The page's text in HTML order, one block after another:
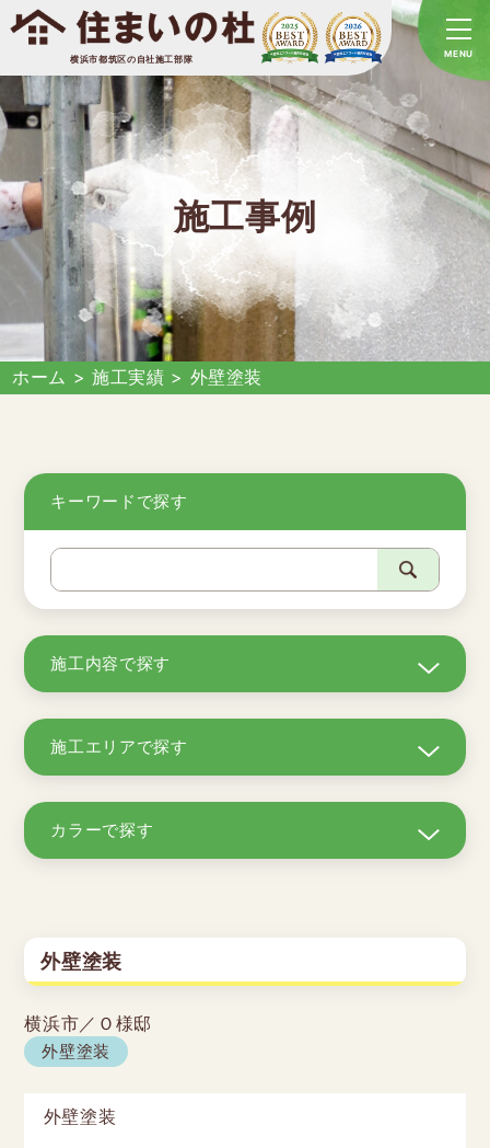
横浜市都筑区の自社施工部隊
施工事例
ホーム >施工実績 > 外壁塗装
キーワードで探す
施工内容で探す
施工エリアで探す
カラーで探す
外壁塗装
横浜市／Ｏ様邸
外壁塗装
外壁塗装